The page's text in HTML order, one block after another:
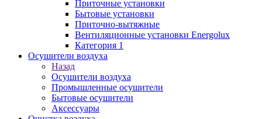
Приточные установки
Бытовые установки
Приточно-вытяжные
Вентиляционные установки Energolux
Категория 1
Осушители воздуха
Назад
Осушители воздуха
Промышленные осушители
Бытовые осушители
Аксессуары